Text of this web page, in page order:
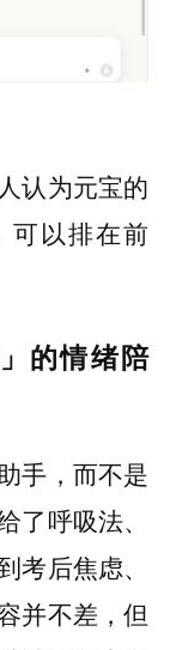
认为元宝的
可以排在前
的情绪陪
手，而不是
呼吸法、
后焦虑、
并不差，但